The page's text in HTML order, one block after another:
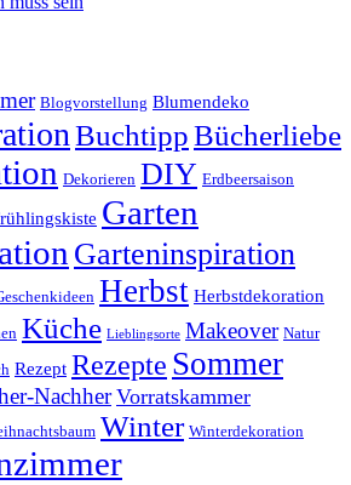
Blogvorstellung Blumendeko
BuchtippBücherliebe
Dekorieren DIY Erdbeersaison
Garten
Garteninspiration
Herbst Herbstdekoration
Küche Lieblingsorte Makeover Natur
Rezept Rezepte Sommer
Nachher Vorratskammer
Winter Winterdekoration